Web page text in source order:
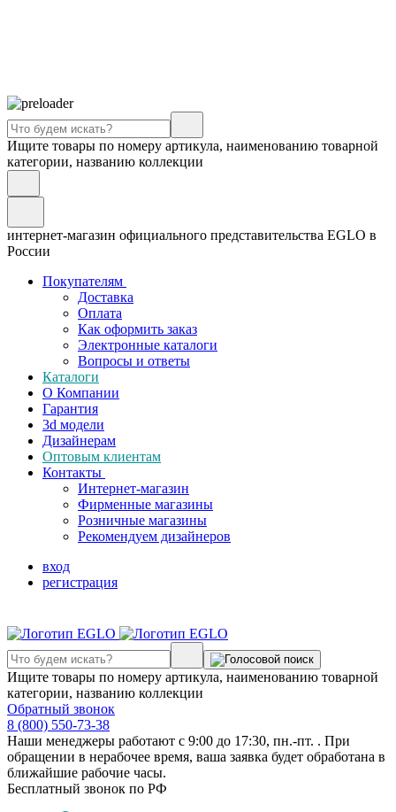
Ищите товары по номеру артикула, наименованию товарной
категории, названию коллекции
интернет-магазин официального представительства EGLO в
России
Покупателям
Доставка
Оплата
Как оформить заказ
Электронные каталоги
Вопросы и ответы
Каталоги
О Компании
Гарантия
3d модели
Дизайнерам
Оптовым клиентам
Контакты
Интернет-магазин
Фирменные магазины
Розничные магазины
Рекомендуем дизайнеров
вход
регистрация
Ищите товары по номеру артикула, наименованию товарной
категории, названию коллекции
Обратный звонок
8 (800) 550-73-38
Наши менеджеры работают с 9:00 до 17:30, пн.-пт. . При
обращении в нерабочее время, ваша заявка будет обработана в
ближайшие рабочие часы.
Бесплатный звонок по РФ